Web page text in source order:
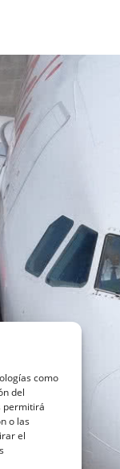
como
del
permitirá
o las
el